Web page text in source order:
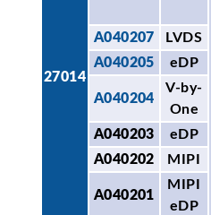
27014
A040207 LVDS
A040205 eDP
A040204
V-by-
One
A040203
eDP
A040202
MIPI
A040201
MIPI
eDP